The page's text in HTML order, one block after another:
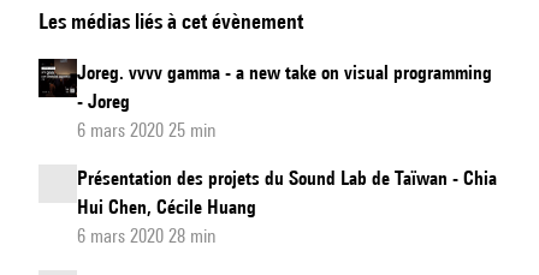
de
l’installation
interactive
Translanguaging
Les médias liés à cet évènement
Joreg. vvvv gamma - a new take on visual programming
- Joreg
6 mars 2020 25 min
Présentation des projets du Sound Lab de Taïwan - Chia
Hui Chen, Cécile Huang
6 mars 2020 28 min